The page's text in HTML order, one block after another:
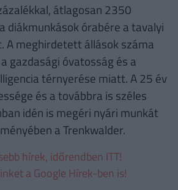
átlagosan 2350
diákmunkások órabére a tavalyi
A meghirdetett állások száma
gazdasági óvatosság és a
térnyerése miatt. A 25 év
és a továbbra is széles
idén is megéri nyári munkát
a Trenkwalder.
hírek, időrendben ITT!
a Google Hírek-ben is!